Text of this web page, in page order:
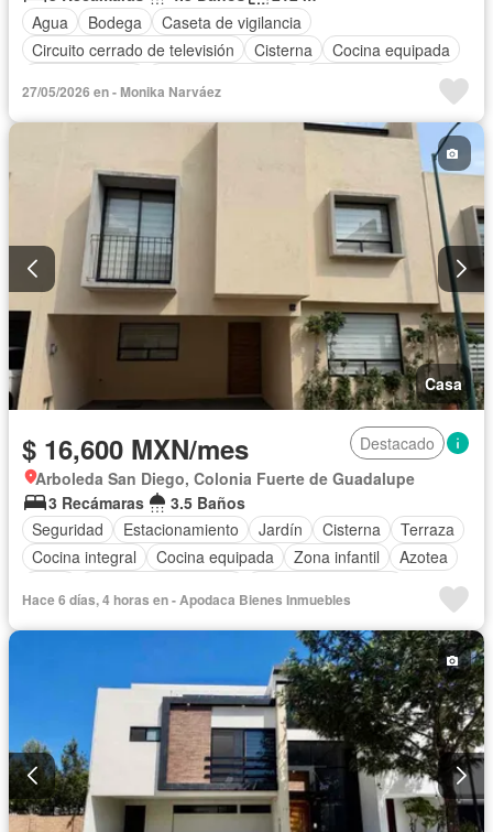
Agua
Bodega
Caseta de vigilancia
Circuito cerrado de televisión
Cisterna
Cocina equipada
Electricidad
Estacionamiento
Recámara con closet Azotea
Sala polivalente
Completamente amueblado
27/05/2026 en - Monika Narváez
Casa
$ 16,600 MXN/mes
Destacado
Arboleda San Diego, Colonia Fuerte de Guadalupe
3 Recámaras
3.5 Baños
Seguridad
Estacionamiento Jardín Cisterna
Terraza
Cocina integral
Cocina equipada Zona infantil
Azotea
Sin amueblar
Hace 6 días, 4 horas en - Apodaca Bienes Inmuebles